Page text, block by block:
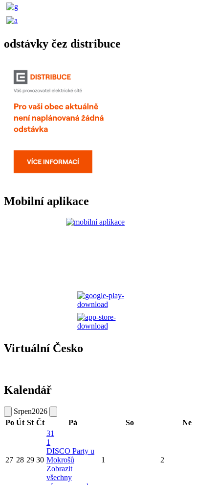
odstávky čez distribuce
Mobilní aplikace
Virtuální Česko
Kalendář
Srpen2026
Po Út St Čt Pá So Ne
27 28 29 30
31
1
DISCO Party u
Mokrošů
Zobrazit
všechny
1 2